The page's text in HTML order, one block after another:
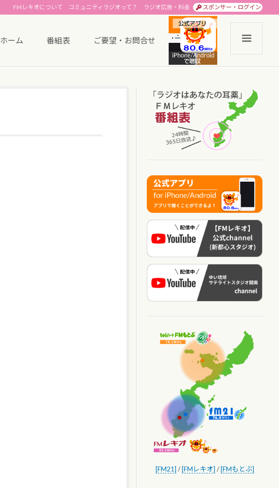
スポンサー・ログイン
ラジオ広告・料金
コミュニティラジオって？
FMレキオについて
ホーム 番組表 ご要望・お問合せ
[FM21] /[FMレキオ] /[FMもとぶ]